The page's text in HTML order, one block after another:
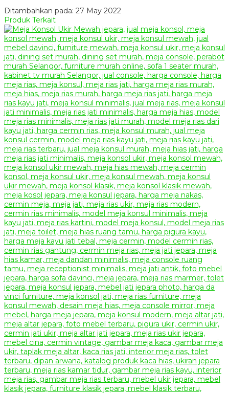
Ditambahkan pada: 27 May 2022
Produk Terkait